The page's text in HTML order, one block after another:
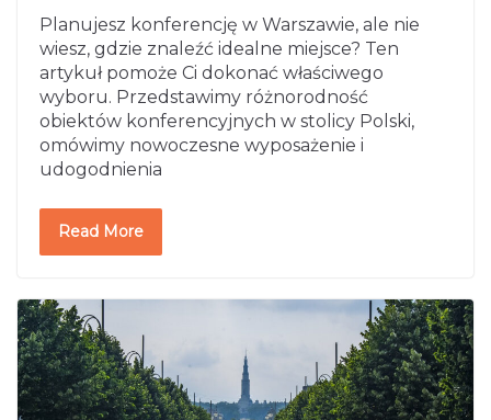
Planujesz konferencję w Warszawie, ale nie
wiesz, gdzie znaleźć idealne miejsce? Ten
artykuł pomoże Ci dokonać właściwego
wyboru. Przedstawimy różnorodność
obiektów konferencyjnych w stolicy Polski,
omówimy nowoczesne wyposażenie i
udogodnienia
Read More